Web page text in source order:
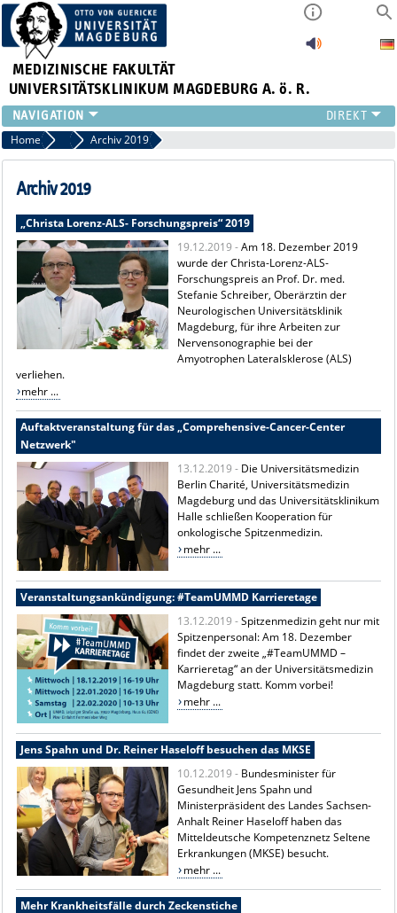
MEDIZINISCHE FAKULTÄT
UNIVERSITÄTSKLINIKUM MAGDEBURG A. ö. R.
INSTITUTE
KLINIKEN
ZENTRALE EINRICHTUNGEN
PRESSE
ÜBER UNS
INTERNATIONAL
INTRANET
Home Archiv Pressemitteilungen
Archiv 2019
Archiv 2019
„Christa Lorenz-ALS- Forschungspreis“ 2019
19.12.2019 -Am 18. Dezember 2019
wurde der Christa-Lorenz-ALS-
Forschungspreis an Prof. Dr. med.
Stefanie Schreiber, Oberärztin der
Neurologischen Universitätsklinik
Magdeburg, für ihre Arbeiten zur
Nervensonographie bei der
Amyotrophen Lateralsklerose (ALS)
verliehen.
mehr ...
Auftaktveranstaltung für das „Comprehensive-Cancer-Center
Netzwerk"
13.12.2019 - Die Universitätsmedizin
Berlin Charité, Universitätsmedizin
Magdeburg und das Universitätsklinikum
Halle schließen Kooperation für
onkologische Spitzenmedizin.
mehr ...
Veranstaltungsankündigung: #TeamUMMD Karrieretage
13.12.2019 -Spitzenmedizin geht nur mit
Spitzenpersonal: Am 18. Dezember
findet der zweite „#TeamUMMD –
Karrieretag“ an der Universitätsmedizin
Magdeburg statt. Komm vorbei!
mehr ...
Jens Spahn und Dr. Reiner Haseloff besuchen das MKSE
10.12.2019 - Bundesminister für
Gesundheit Jens Spahn und
Ministerpräsident des Landes Sachsen-
Anhalt Reiner Haseloff haben das
Mitteldeutsche Kompetenznetz Seltene
Erkrankungen (MKSE) besucht.
mehr ...
Mehr Krankheitsfälle durch Zeckenstiche